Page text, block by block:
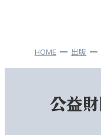
HOME 出版